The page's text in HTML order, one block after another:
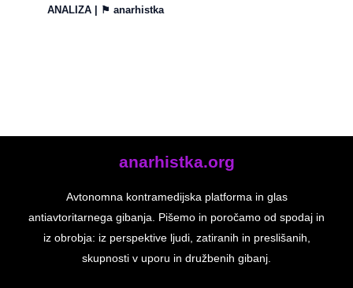
ANALIZA | ⚑ anarhistka
anarhistka.org
Avtonomna kontramedijska platforma in glas
antiavtoritarnega gibanja. Pišemo in poročamo od spodaj in
iz obrobja: iz perspektive ljudi, zatiranih in preslišanih,
skupnosti v uporu in družbenih gibanj.